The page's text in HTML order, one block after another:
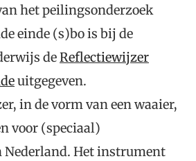
het peilingsonderzoek
einde (s)bo is bij de
deReflectiewijzer
uitgegeven.
in de vorm van een waaier,
voor (speciaal)
Het instrument